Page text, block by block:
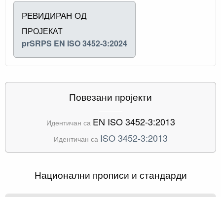
РЕВИДИРАН ОД
ПРОЈЕКАТ
prSRPS EN ISO 3452-3:2024
Повезани пројекти
Идентичан са EN ISO 3452-3:2013
Идентичан са ISO 3452-3:2013
Национални прописи и стандарди